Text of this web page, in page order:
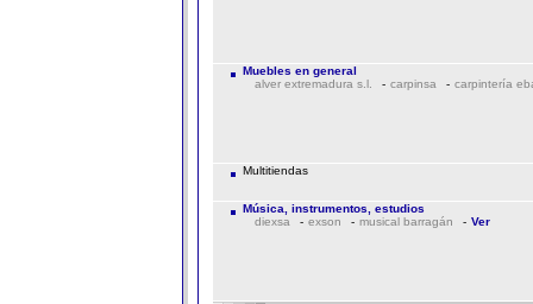
Muebles en general
alver extremadura s.l.
- carpinsa - carpintería
Multitiendas
Música, instrumentos, estudios
diexsa
- exson - musical barragán - Ver